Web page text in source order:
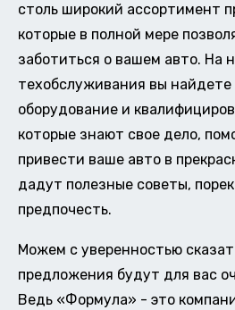
столь широкий ассортимент
которые в полной мере
заботиться о вашем авто. На
техобслуживания вы найдете
оборудование и
которые знают свое дело,
привести ваше авто в
дадут полезные советы,
предпочесть.
Можем с уверенностью
предложения будут для вас
Ведь «Формула» - это